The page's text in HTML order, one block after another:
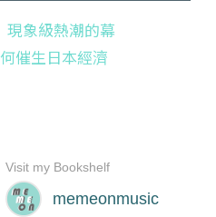
現象級熱潮的幕
催生日本經濟